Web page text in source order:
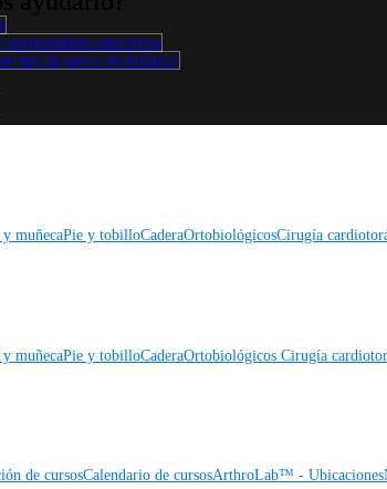
educativas
hay de nuevo en Arthrex?
muñecaPie y tobilloCaderaOrtobiológicosCirugía
muñecaPie y tobilloCaderaOrtobiológicos Cirugía
de cursosCalendario de cursosArthroLab™ - Ubicaciones